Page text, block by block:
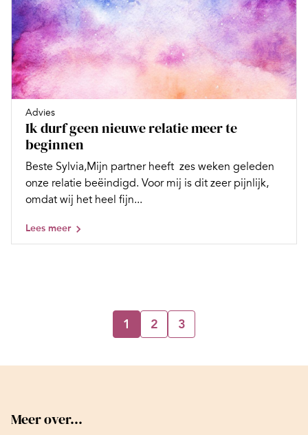
Advies
Ik durf geen nieuwe relatie meer te
beginnen
Beste Sylvia,Mijn partner heeft zes weken geleden
onze relatie beëindigd. Voor mij is dit zeer pijnlijk,
omdat wij het heel fijn...
Lees meer
1 2 3
Meer over...